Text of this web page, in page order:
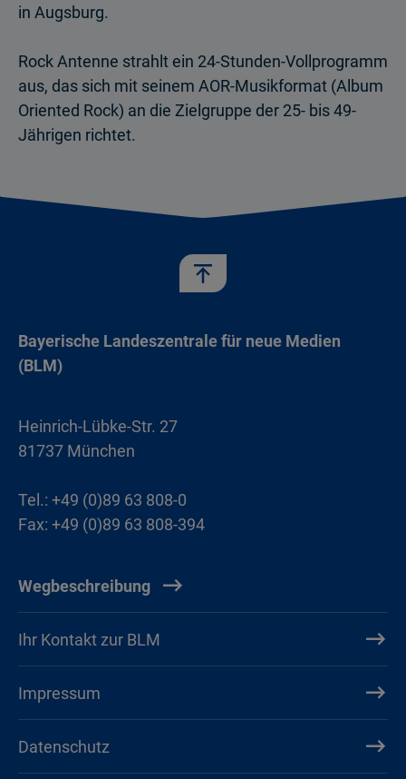
in Augsburg.
Rock Antenne strahlt ein 24-Stunden-Vollprogramm
aus, das sich mit seinem AOR-Musikformat (Album
Oriented Rock) an die Zielgruppe der 25- bis 49-
Jährigen richtet.
Bayerische Landeszentrale für neue Medien
(BLM)
Heinrich-Lübke-Str. 27
81737 München
Tel.: +49 (0)89 63 808-0
Fax: +49 (0)89 63 808-394
Wegbeschreibung
Ihr Kontakt zur BLM
Impressum
Datenschutz